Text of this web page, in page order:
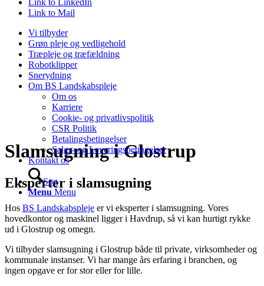
Link to LinkedIn
Link to Mail
Vi tilbyder
Grøn pleje og vedligehold
Træpleje og træfældning
Robotklipper
Snerydning
Om BS Landskabspleje
Om os
Karriere
Cookie- og privatlivspolitik
CSR Politik
Betalingsbetingelser
Salgs- og Leveringsbetingelser
Kontakt os
Søg
Menu Menu
Slamsugning i Glostrup
Eksperter i slamsugning
Hos BS Landskabspleje er vi eksperter i slamsugning. Vores
hovedkontor og maskinel ligger i Havdrup, så vi kan hurtigt rykke
ud i Glostrup og omegn.
Vi tilbyder slamsugning i Glostrup både til private, virksomheder og
kommunale instanser. Vi har mange års erfaring i branchen, og
ingen opgave er for stor eller for lille.